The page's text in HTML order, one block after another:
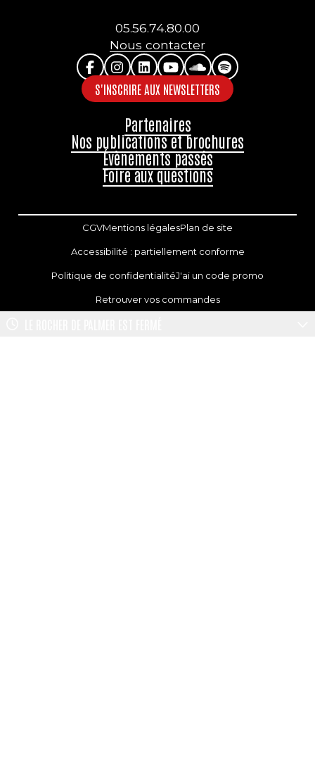
05.56.74.80.00
Nous contacter
S'INSCRIRE AUX NEWSLETTERS
Partenaires
Nos publications et brochures
Évènements passés
Foire aux questions
CGVMentions légalesPlan de site
Accessibilité : partiellement conforme
Politique de confidentialitéJ'ai un code promo
Retrouver vos commandes